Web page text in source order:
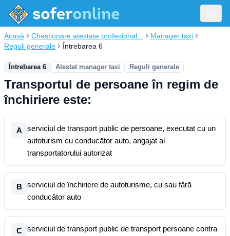
Acasă Chestionare atestate profesional...
Manager taxi
Reguli generale
Întrebarea 6
Întrebarea 6 Atestat manager taxi Reguli generale
Transportul de persoane în regim de
închiriere este:
A
serviciul de transport public de persoane, executat cu un
autoturism cu conducător auto, angajat al
transportatorului autorizat
B
serviciul de închiriere de autoturisme, cu sau fără
conducător auto
C
serviciul de transport public de transport persoane contra